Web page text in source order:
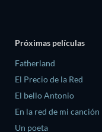
Próximas películas
Fatherland
El Precio de la Red
El bello Antonio
En la red de mi canción
Un poeta